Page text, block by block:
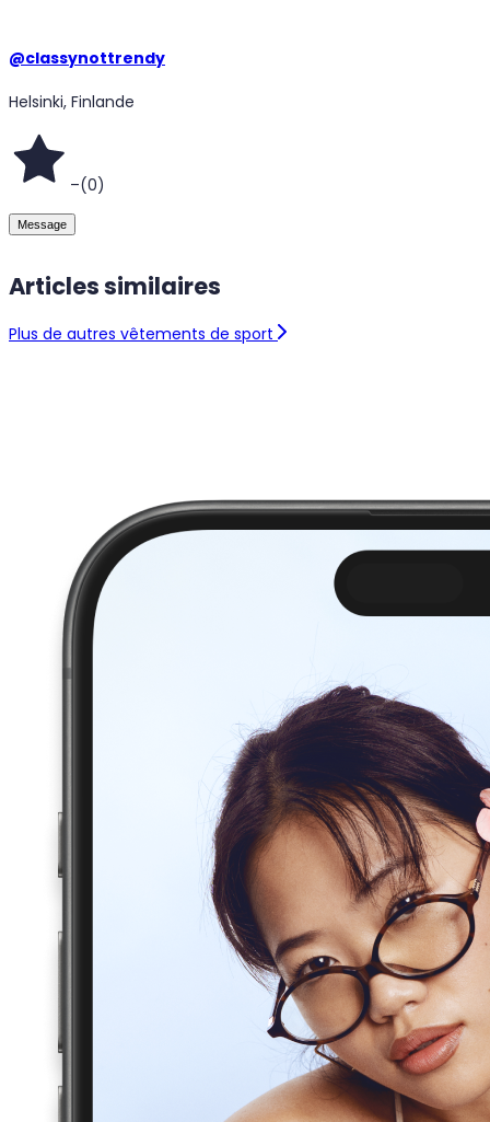
Articles similaires
Plus de autres vêtements de sport
@classynottrendy
Helsinki, Finlande
–(0)
Message